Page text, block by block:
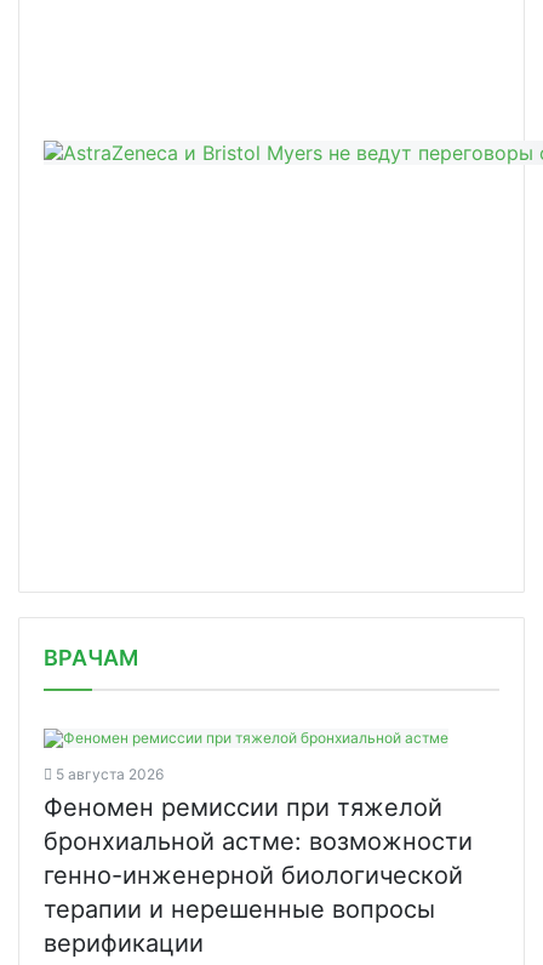
ВРАЧАМ
5 августа 2026
Феномен ремиссии при тяжелой
бронхиальной астме: возможности
генно-инженерной биологической
терапии и нерешенные вопросы
верификации